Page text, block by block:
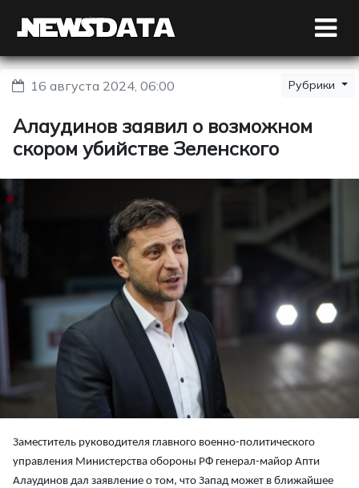
16 августа 2024, 06:00 Рубрики
Алаудинов заявил о возможном
скором убийстве Зеленского
Заместитель руководителя главного военно-политического
управления Министерства обороны РФ генерал-майор Апти
Алаудинов дал заявление о том, что Запад может в ближайшее